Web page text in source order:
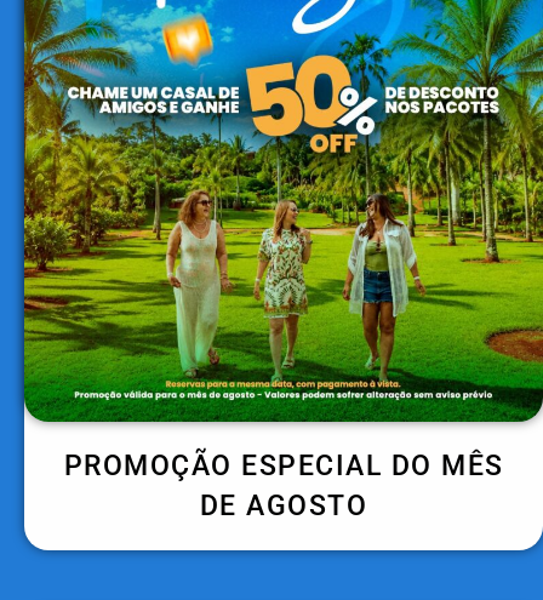
PROMOÇÃO ESPECIAL DO MÊS
DE AGOSTO